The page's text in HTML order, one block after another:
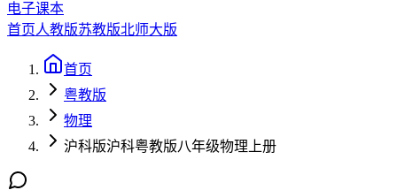
电子课本
首页人教版苏教版北师大版
首页
粤教版
物理
沪科版沪科粤教版八年级物理上册